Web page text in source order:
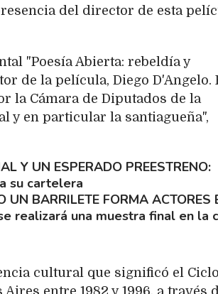
del director de esta
"Poesía Abierta: rebeldía y
de la película, Diego D'Angelo.
la Cámara de Diputados de la
y en particular la santiagueña",
Y UN ESPERADO PREESTRENO
su cartelera
UN BARRILETE FORMA ACTORES
realizará una muestra final en la
cultural que significó el Ciclo